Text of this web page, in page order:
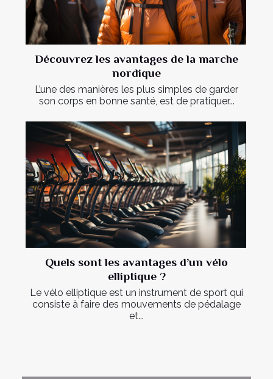
Découvrez les avantages de la marche
nordique
L’une des manières les plus simples de garder
son corps en bonne santé, est de pratiquer...
Quels sont les avantages d’un vélo
elliptique ?
Le vélo elliptique est un instrument de sport qui
consiste à faire des mouvements de pédalage
et...